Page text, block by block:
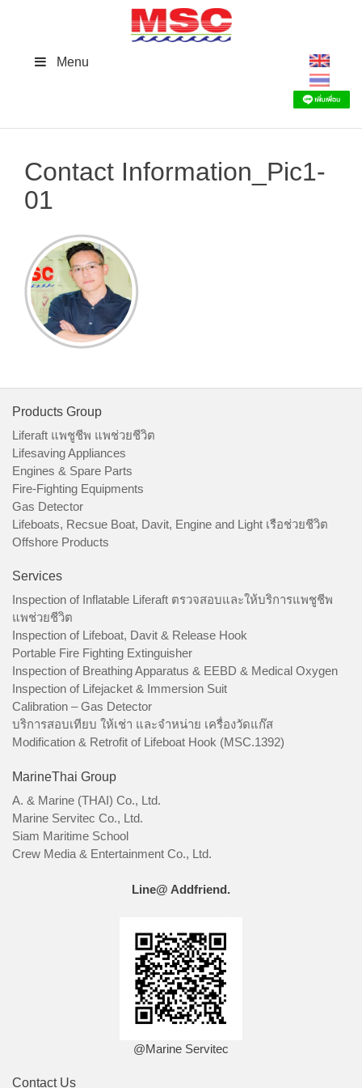
Menu
Contact Information_Pic1-
01
Products Group
Liferaft แพชูชีพ แพช่วยชีวิต
Lifesaving Appliances
Engines & Spare Parts
Fire-Fighting Equipments
Gas Detector
Lifeboats, Recsue Boat, Davit, Engine and Light เรือช่วยชีวิต
Offshore Products
Services
Inspection of Inflatable Liferaft ตรวจสอบและให้บริการแพชูชีพ
แพช่วยชีวิต
Inspection of Lifeboat, Davit & Release Hook
Portable Fire Fighting Extinguisher
Inspection of Breathing Apparatus & EEBD & Medical Oxygen
Inspection of Lifejacket & Immersion Suit
Calibration – Gas Detector
บริการสอบเทียบ ให้เช่า และจำหน่าย เครื่องวัดแก๊ส
Modification & Retrofit of Lifeboat Hook (MSC.1392)
MarineThai Group
A. & Marine (THAI) Co., Ltd.
Marine Servitec Co., Ltd.
Siam Maritime School
Crew Media & Entertainment Co., Ltd.
Line@ Addfriend.
@Marine Servitec
Contact Us